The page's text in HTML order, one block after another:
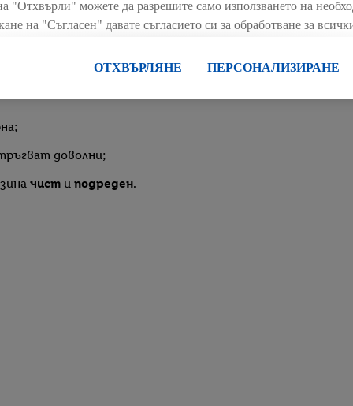
и усмивка;
доволни;
чист и подреден.
"Отхвърли" можете да разрешите само използването на
на "Съгласен" давате съгласието си за обработване за
си по всяко време с действие за в бъдеще, можете да намерите
ОТХВЪРЛЯНЕ ПЕРСОНАЛИЗИРАНЕ